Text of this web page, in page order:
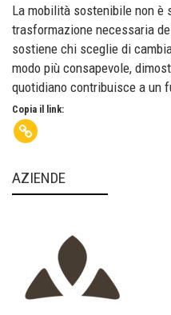
La mobilità sostenibile non è
trasformazione necessaria
sostiene chi sceglie di
modo più consapevole,
quotidiano contribuisce a un
Copia il link:
AZIENDE